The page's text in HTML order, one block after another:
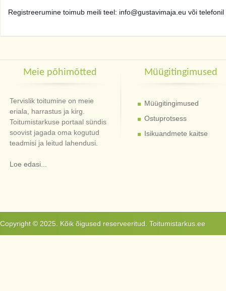
Registreerumine toimub meili teel: info@gustavimaja.eu või
Meie põhimõtted
Tervislik toitumine on meie
eriala, harrastus ja kirg.
Toitumistarkuse portaal sündis
soovist jagada oma kogutud
teadmisi ja leitud lahendusi.
Loe edasi...
Müügitingimused
Müügitingimused
Ostuprotsess
Isikuandmete kaitse
Copyright © 2025. Kõik õigused reserveeritud. Toitumistarkus.ee